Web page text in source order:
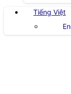
Tiếng Việt